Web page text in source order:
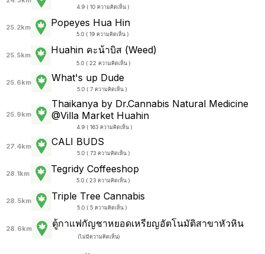
4.9 ( 10 ความคิดเห็น )
25.2km Popeyes Hua Hin
5.0 ( 19 ความคิดเห็น )
25.5km Huahin คะน้าบิส (Weed)
5.0 ( 22 ความคิดเห็น )
25.6km What's up Dude
5.0 ( 7 ความคิดเห็น )
25.9km
Thaikanya by Dr.Cannabis Natural Medicine
@Villa Market Huahin
4.9 ( 163 ความคิดเห็น )
27.4km CALI BUDS
5.0 ( 73 ความคิดเห็น )
28.1km Tegridy Coffeeshop
5.0 ( 23 ความคิดเห็น )
28.5km Triple Tree Cannabis
5.0 ( 5 ความคิดเห็น )
28.6km ตู้กาแฟกัญชาหยอดเหรียญอัตโนมัติสาขาหัวหิน
(ไม่มีความคิดเห็น)